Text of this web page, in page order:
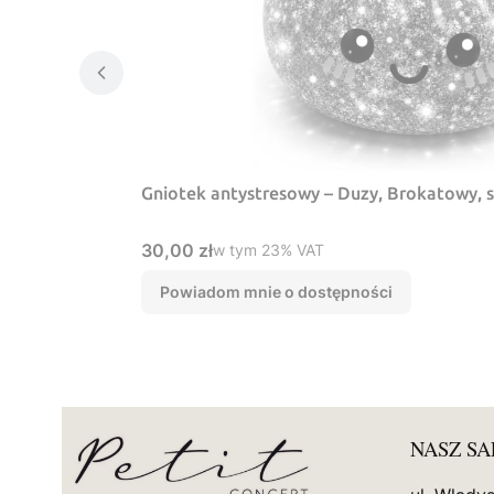
Gniotek antystresowy – Duzy, Brokatowy,
Cena brutto
30,00 złw tym %s VAT
w tym 23% VAT
Powiadom mnie o dostępności
NASZ